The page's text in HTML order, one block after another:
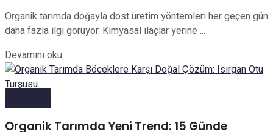
Organik tarımda doğayla dost üretim yöntemleri her geçen gün
daha fazla ilgi görüyor. Kimyasal ilaçlar yerine ...
Devamını okuDetails
Organik Tarımda Yeni Trend: 15 Günde